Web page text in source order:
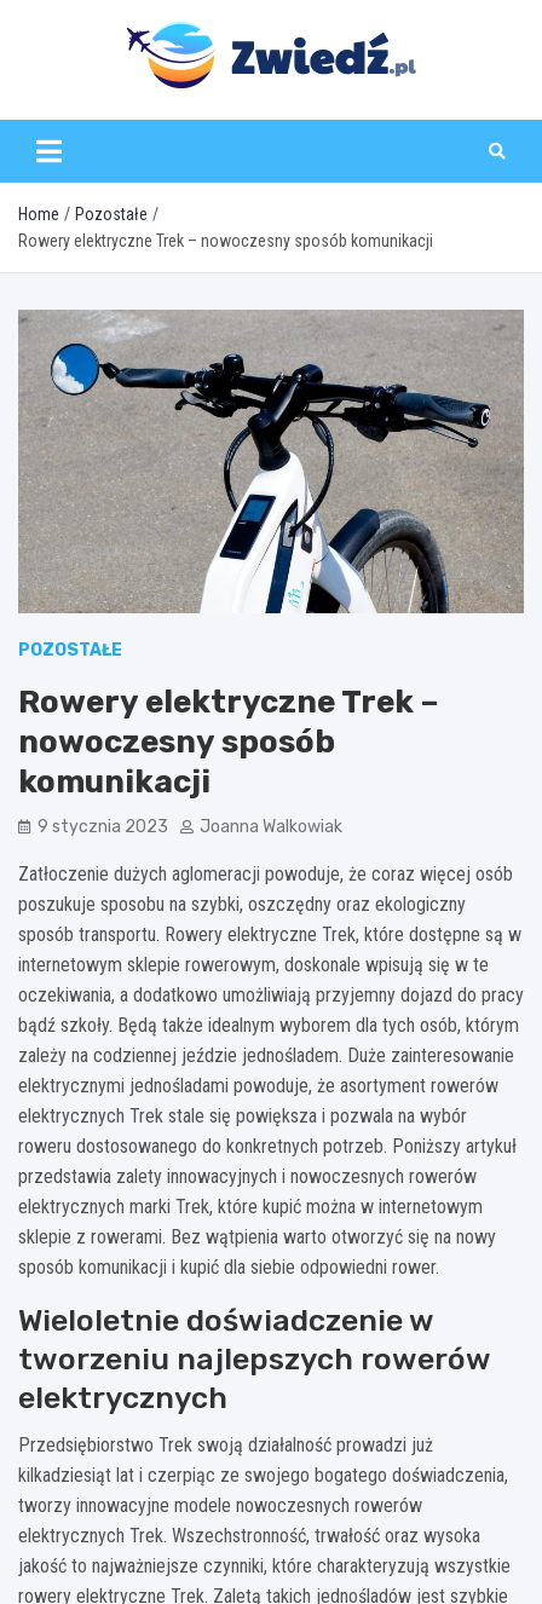
zwiedz.pl
Home
Pozostałe
Rowery elektryczne Trek – nowoczesny sposób komunikacji
POZOSTAŁE
Rowery elektryczne Trek –
nowoczesny sposób
komunikacji
9 stycznia 2023 Joanna Walkowiak
Zatłoczenie dużych aglomeracji powoduje, że coraz więcej osób
poszukuje sposobu na szybki, oszczędny oraz ekologiczny
sposób transportu. Rowery elektryczne Trek, które dostępne są w
internetowym sklepie rowerowym, doskonale wpisują się w te
oczekiwania, a dodatkowo umożliwiają przyjemny dojazd do pracy
bądź szkoły. Będą także idealnym wyborem dla tych osób, którym
zależy na codziennej jeździe jednośladem. Duże zainteresowanie
elektrycznymi jednośladami powoduje, że asortyment rowerów
elektrycznych Trek stale się powiększa i pozwala na wybór
roweru dostosowanego do konkretnych potrzeb. Poniższy artykuł
przedstawia zalety innowacyjnych i nowoczesnych rowerów
elektrycznych marki Trek, które kupić można w internetowym
sklepie z rowerami. Bez wątpienia warto otworzyć się na nowy
sposób komunikacji i kupić dla siebie odpowiedni rower.
Wieloletnie doświadczenie w
tworzeniu najlepszych rowerów
elektrycznych
Przedsiębiorstwo Trek swoją działalność prowadzi już
kilkadziesiąt lat i czerpiąc ze swojego bogatego doświadczenia,
tworzy innowacyjne modele nowoczesnych rowerów
elektrycznych Trek. Wszechstronność, trwałość oraz wysoka
jakość to najważniejsze czynniki, które charakteryzują wszystkie
rowery elektryczne Trek. Zaletą takich jednośladów jest szybkie